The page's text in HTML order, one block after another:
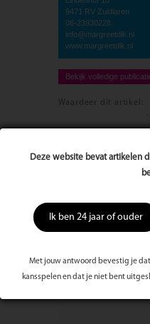
Deze website bevat artikelen
Ik ben 24 jaar of ouder
Met jouw antwoord bevestig je
kansspelen en dat je niet bent
9471 RV Zuidlaren
06-23930228
info@margreetdik.nl
www.margreetdik.nl
Bekijk volledige
Waardeer dit artikel:
3575 keer bekeken
Naam
E-mailadres